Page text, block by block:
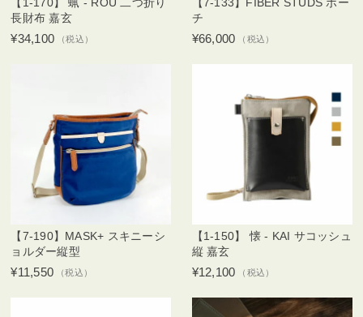
長財布 嘉玄
¥34,100 （税込）
チ
¥66,000 （税込）
【7-190】MASK+ スキニーシ
ョルダー縦型
¥11,550 （税込）
【1-150】 懐 - KAI サコッシュ
縦 嘉玄
¥12,100 （税込）